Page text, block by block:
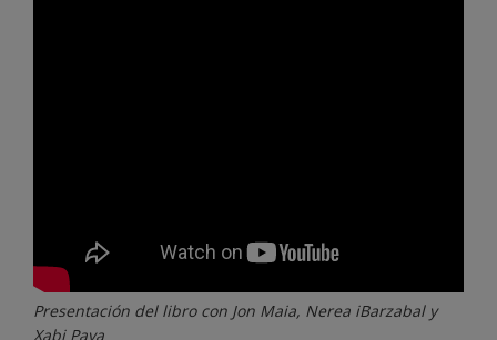
Presentación del libro con Jon Maia, Nerea iBarzabal y
Xabi Paya